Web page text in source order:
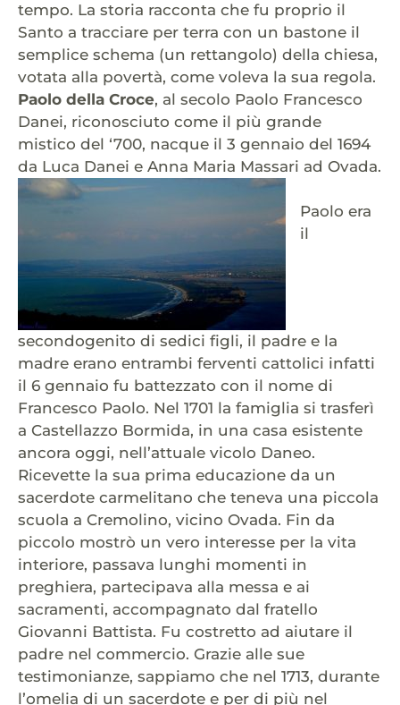
tempo. La storia racconta che fu proprio il
Santo a tracciare per terra con un bastone il
semplice schema (un rettangolo) della chiesa,
votata alla povertà, come voleva la sua regola.
Paolo della Croce, al secolo Paolo Francesco
Danei, riconosciuto come il più grande
mistico del ‘700, nacque il 3 gennaio del 1694
da Luca Danei e Anna Maria Massari ad Ovada.
Paolo era
il
secondogenito di sedici figli, il padre e la
madre erano entrambi ferventi cattolici infatti
il 6 gennaio fu battezzato con il nome di
Francesco Paolo. Nel 1701 la famiglia si trasferì
a Castellazzo Bormida, in una casa esistente
ancora oggi, nell’attuale vicolo Daneo.
Ricevette la sua prima educazione da un
sacerdote carmelitano che teneva una piccola
scuola a Cremolino, vicino Ovada. Fin da
piccolo mostrò un vero interesse per la vita
interiore, passava lunghi momenti in
preghiera, partecipava alla messa e ai
sacramenti, accompagnato dal fratello
Giovanni Battista. Fu costretto ad aiutare il
padre nel commercio. Grazie alle sue
testimonianze, sappiamo che nel 1713, durante
l’omelia di un sacerdote e per di più nel